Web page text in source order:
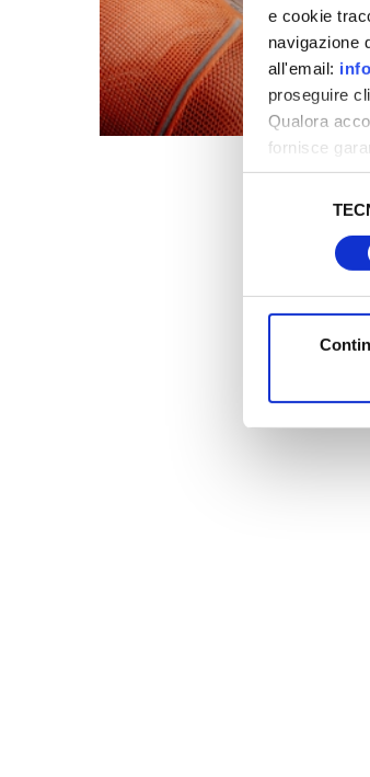
e cookie
navigazione
all'email:
proseguire
Qualora
fornisce
sicurezza a